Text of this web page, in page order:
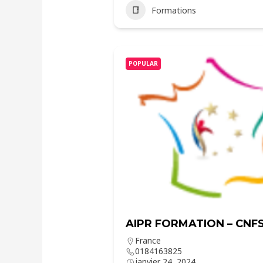
Formations
POPULAR
AIPR FORMATION –
France
0184163825